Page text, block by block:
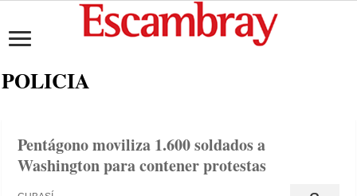
POLICIA
Pentágono moviliza 1.600 soldados a
Washington para contener protestas